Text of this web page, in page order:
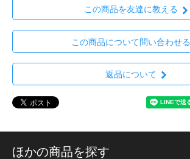
この商品を友達に教える
この商品について問い合わせる
返品について
ほかの商品を探す